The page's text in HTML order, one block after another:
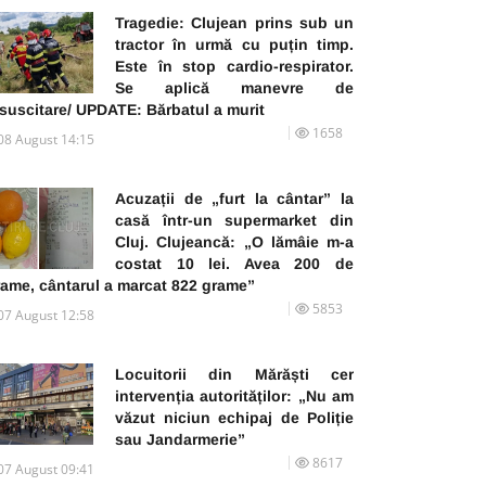
Tragedie: Clujean prins sub un
tractor în urmă cu puțin timp.
Este în stop cardio-respirator.
Se aplică manevre de
UPDATE: Bărbatul a murit
August 14:15 1658
Acuzații de „furt la cântar” la
casă într-un supermarket din
Cluj. Clujeancă: „O lămâie m-a
costat 10 lei. Avea 200 de
cântarul a marcat 822 grame”
August 12:58 5853
Locuitorii din Mărăști cer
intervenția autorităților: „Nu am
văzut niciun echipaj de Poliție
sau Jandarmerie”
August 09:41 8617